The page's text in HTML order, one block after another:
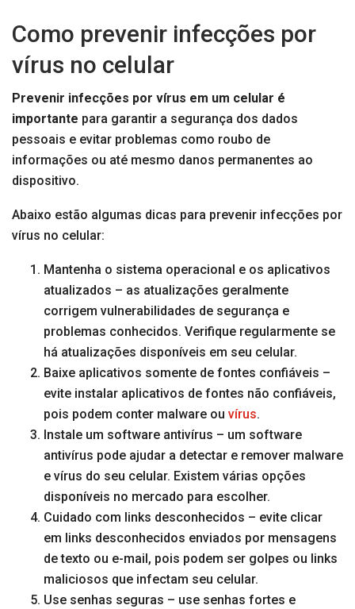
Como prevenir infecções por
vírus no celular
Prevenir infecções por vírus em um celular é
importante para garantir a segurança dos dados
pessoais e evitar problemas como roubo de
informações ou até mesmo danos permanentes ao
dispositivo.
Abaixo estão algumas dicas para prevenir infecções por
vírus no celular:
Mantenha o sistema operacional e os aplicativos
atualizados – as atualizações geralmente
corrigem vulnerabilidades de segurança e
problemas conhecidos. Verifique regularmente se
há atualizações disponíveis em seu celular.
Baixe aplicativos somente de fontes confiáveis –
evite instalar aplicativos de fontes não confiáveis,
pois podem conter malware ou vírus.
Instale um software antivírus – um software
antivírus pode ajudar a detectar e remover malware
e vírus do seu celular. Existem várias opções
disponíveis no mercado para escolher.
Cuidado com links desconhecidos – evite clicar
em links desconhecidos enviados por mensagens
de texto ou e-mail, pois podem ser golpes ou links
maliciosos que infectam seu celular.
Use senhas seguras – use senhas fortes e